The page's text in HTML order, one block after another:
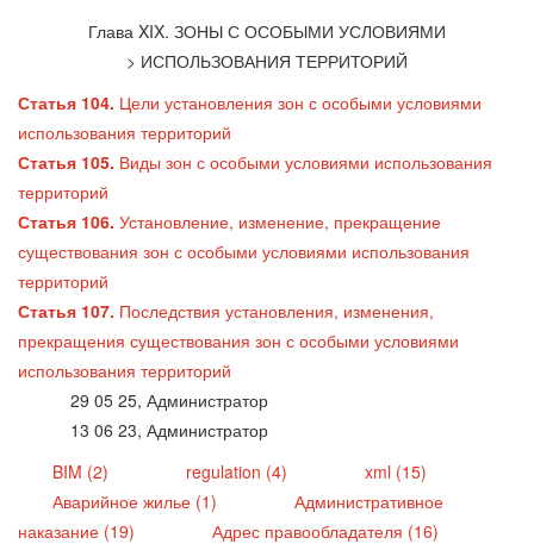
Глава XIX. ЗОНЫ С ОСОБЫМИ УСЛОВИЯМИ
> ИСПОЛЬЗОВАНИЯ ТЕРРИТОРИЙ
Статья 104. Цели установления зон с особыми условиями
использования территорий
Статья 105. Виды зон с особыми условиями использования
территорий
Статья 106. Установление, изменение, прекращение
существования зон с особыми условиями использования
территорий
Статья 107. Последствия установления, изменения,
прекращения существования зон с особыми условиями
использования территорий
29 05 25, Администратор
13 06 23, Администратор
BIM (2)
regulation (4)
xml (15)
Аварийное жилье (1)
Административное
наказание (19)
Адрес правообладателя (16)